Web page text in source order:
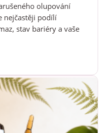
olupování
nejčastěji podílí
stav bariéry a vaše